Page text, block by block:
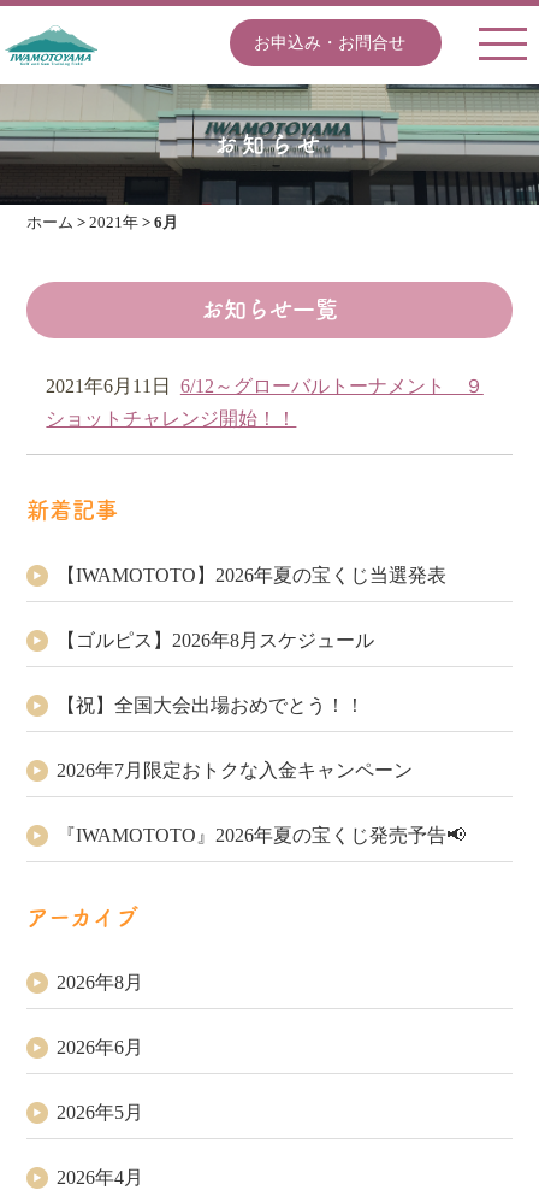
お申込み・お問合せ
お知らせ
ホーム >2021年 >6月
お知らせ一覧
2021年6月11日
6/12～グローバルトーナメント ９
ショットチャレンジ開始！！
新着記事
【IWAMOTOTO】2026年夏の宝くじ当選発表
【ゴルピス】2026年8月スケジュール
【祝】全国大会出場おめでとう！！
2026年7月限定おトクな入金キャンペーン
『IWAMOTOTO』2026年夏の宝くじ発売予告📢
アーカイブ
2026年8月
2026年6月
2026年5月
2026年4月